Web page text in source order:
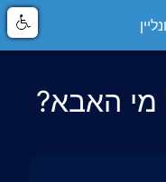
מי האבא?